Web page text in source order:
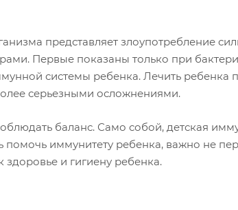
представляет злоупотребление
Первые показаны только при
системы ребенка. Лечить ребенка
серьезными осложнениями.
баланс. Само собой, детская
иммунитету ребенка, важно не
здоровье и гигиену ребенка.